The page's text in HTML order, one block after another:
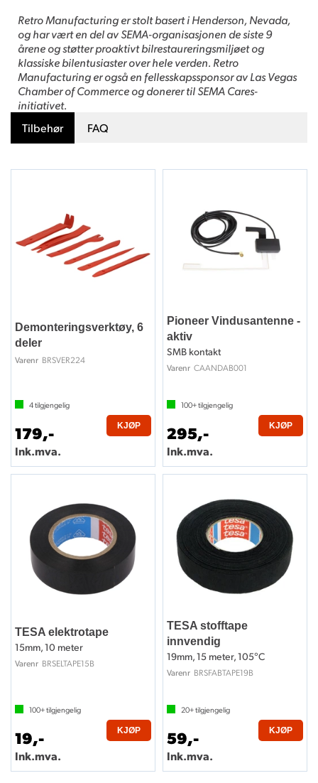
Retro Manufacturing er stolt basert i Henderson, Nevada,
og har vært en del av SEMA-organisasjonen de siste 9
årene og støtter proaktivt bilrestaureringsmiljøet og
klassiske bilentusiaster over hele verden. Retro
Manufacturing er også en fellesskapssponsor av Las Vegas
Chamber of Commerce og donerer til SEMA Cares-
initiativet.
Tilbehør
FAQ
Demonteringsverktøy, 6
deler
Varenr BRSVER224
4tilgjengelig
179,-
Ink.mva.
KJØP
Pioneer Vindusantenne -
aktiv
SMB kontakt
Varenr CAANDAB001
100+tilgjengelig
295,-
Ink.mva.
KJØP
TESA elektrotape
15mm, 10 meter
Varenr BRSELTAPE15B
100+tilgjengelig
19,-
Ink.mva.
KJØP
TESA stofftape
innvendig
19mm, 15 meter, 105°C
Varenr BRSFABTAPE19B
20+tilgjengelig
59,-
Ink.mva.
KJØP